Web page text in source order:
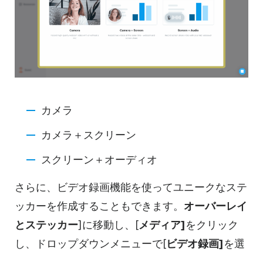
カメラ
カメラ＋スクリーン
スクリーン＋オーディオ
さらに、ビデオ録画機能を使ってユニークなステ
ッカーを作成することもできます。 オーバーレイ
とステッカー]に移動し、[メディア]をクリック
し、ドロップダウンメニューで[ビデオ録画]を選